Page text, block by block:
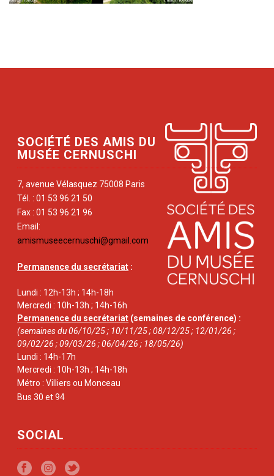
SOCIÉTÉ DES AMIS DU
MUSÉE CERNUSCHI
7, avenue Vélasquez 75008 Paris
Tél. : 01 53 96 21 50
Fax : 01 53 96 21 96
Email:
amismuseecernuschi@gmail.com
Permanence du secrétariat :
Lundi : 12h-13h ; 14h-18h
Mercredi : 10h-13h ; 14h-16h
Permanence du secrétariat (semaines de conférence) :
(semaines du 06/10/25 ; 10/11/25 ; 08/12/25 ; 12/01/26 ;
09/02/26 ; 09/03/26 ; 06/04/26 ; 18/05/26)
Lundi : 14h-17h
Mercredi : 10h-13h ; 14h-18h
Métro : Villiers ou Monceau
Bus 30 et 94
SOCIAL